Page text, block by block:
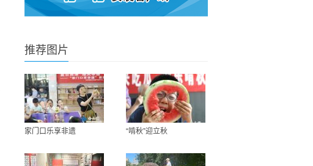
推荐图片
家门口乐享非遗 “啃秋”迎立秋